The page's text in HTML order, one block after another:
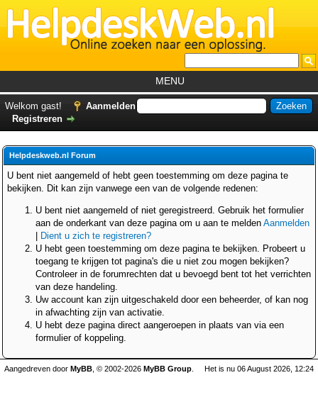
MENU
Helpdesks
Forum
Welkom gast!
Aanmelden
Registreren
Helpdeskweb.nl Forum
U bent niet aangemeld of hebt geen toestemming om deze pagina te
bekijken. Dit kan zijn vanwege een van de volgende redenen:
U bent niet aangemeld of niet geregistreerd. Gebruik het formulier
aan de onderkant van deze pagina om u aan te melden Aanmelden
Dient u zich te registreren?
U hebt geen toestemming om deze pagina te bekijken. Probeert u
toegang te krijgen tot pagina's die u niet zou mogen bekijken?
Controleer in de forumrechten dat u bevoegd bent tot het verrichten
van deze handeling.
Uw account kan zijn uitgeschakeld door een beheerder, of kan nog
in afwachting zijn van activatie.
U hebt deze pagina direct aangeroepen in plaats van via een
formulier of koppeling.
Het is nu 06 August 2026, 12:24
Aangedreven door MyBB , © 2002-2026 MyBB Group